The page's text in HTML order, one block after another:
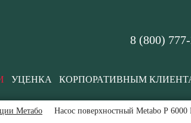
8 (800)
УЦЕНКА КОРПОРАТИВНЫМ
Метабо Насос поверхностный Metabo P 6000